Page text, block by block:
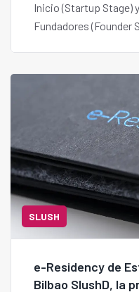
Inicio (Startup Stage)
Fundadores (Founder
SLUSH
e-Residency de
Bilbao SlushD, la